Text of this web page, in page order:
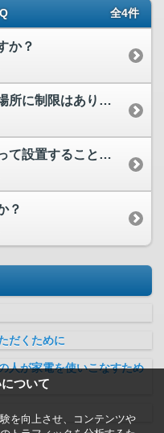
ついて
を向上させ、コンテンツや
全4件
か？
パワーコンディショナの設置場所に制限はありますか？
屋根ではなく、別に設備を作って設置することはできますか？
？